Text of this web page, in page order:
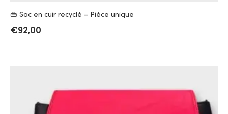
👜 Sac en cuir recyclé – Pièce unique
€92,00